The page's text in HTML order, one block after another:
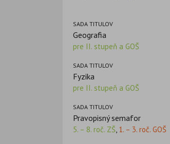
SADA TITULOV
Geografia
pre II. stupeň a GOŠ
SADA TITULOV
Fyzika
pre II. stupeň a GOŠ
SADA TITULOV
Pravopisný semafor
5. – 8. roč. ZŠ,1. – 3. roč. GOŠ